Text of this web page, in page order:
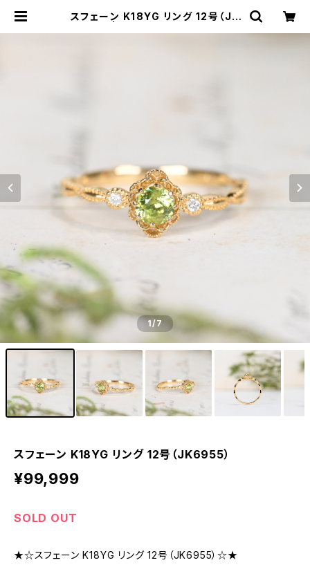
スフェーン K18YG リング 12号（JK
1/7
スフェーン K18YG リング 12号（JK6955）
¥99,999
SOLD OUT
★☆スフェーン K18YG リング 12号（JK6955）☆★